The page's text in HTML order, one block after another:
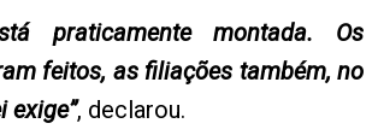
praticamente montada. Os
feitos, as filiações também, no
exige”, declarou.